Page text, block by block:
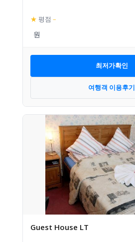
★ 평점 –
최저가확인
여행객 이용후기
Guest House LT